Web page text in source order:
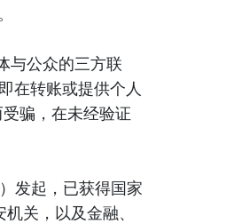
与公众的三方联
在转账或提供个人
骗，在未经验证
发起，已获得国家
关，以及金融、